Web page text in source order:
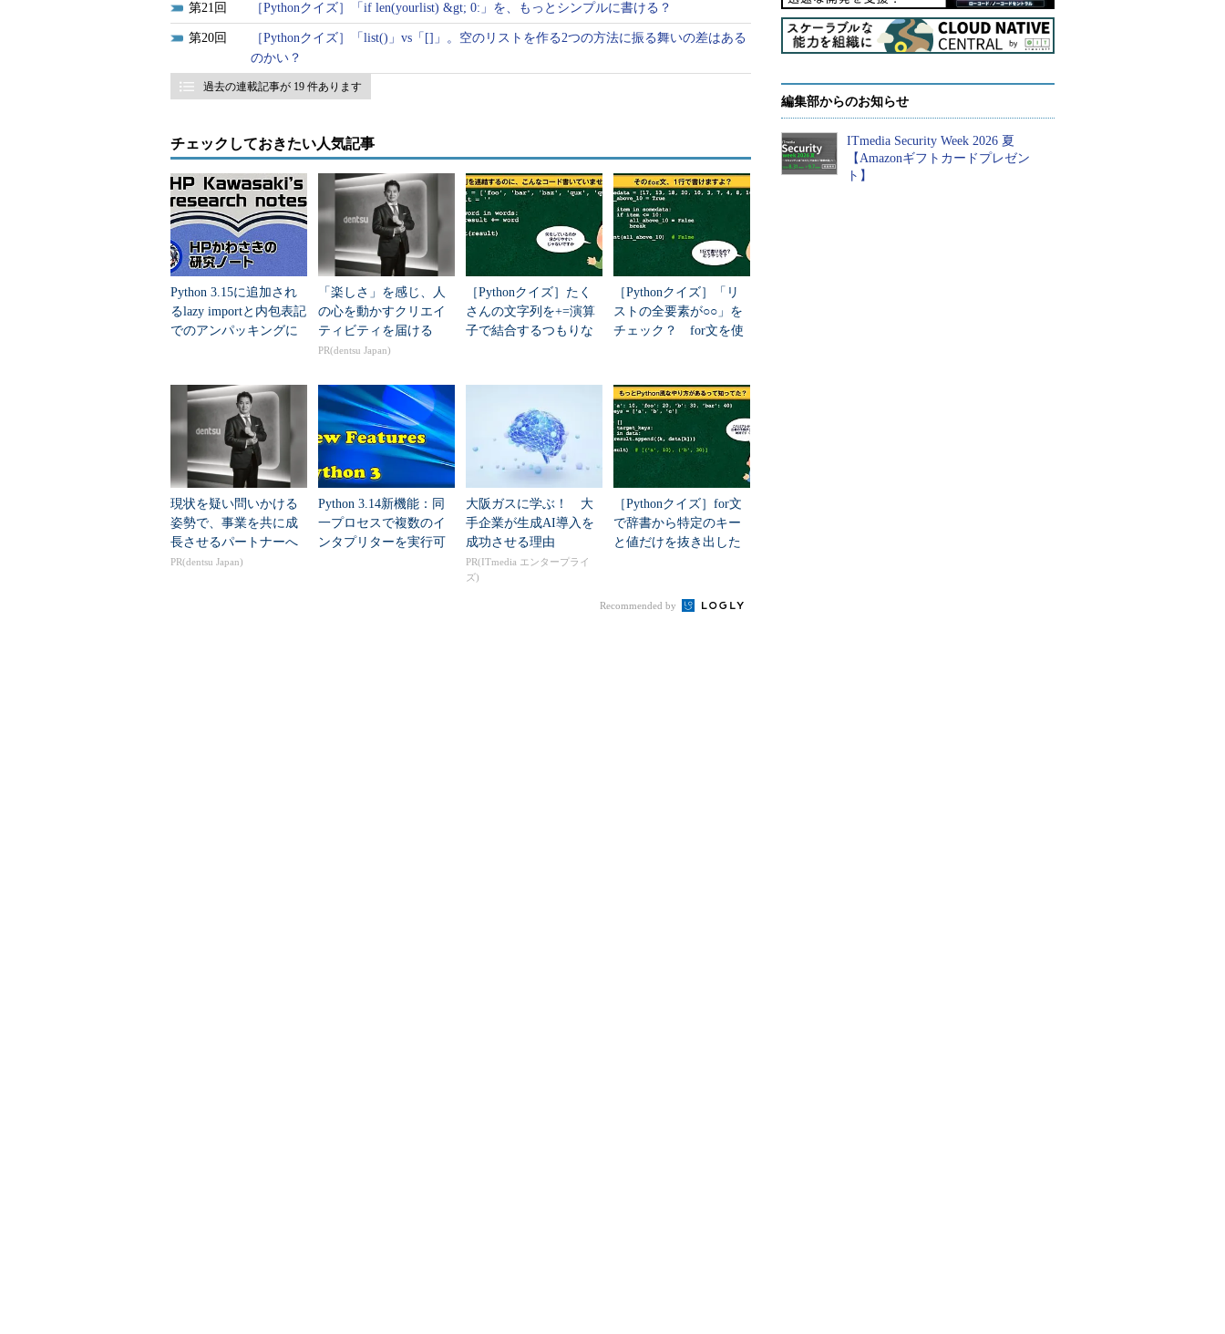
21 ［Pythonクイズ］「if len(yourlist) &gt; 0:」を、もっとシンプルに書ける？
20
［Pythonクイズ］「list()」vs「[]」。空のリストを作る2つの方法に振る舞いの差はある
のかい？
過去の連載記事が 19 件あります
チェックしておきたい人気記事
Python 3.15に追加され
るlazy importと内包表記
でのアンパッキングに
「楽しさ」を感じ、人
の心を動かすクリエイ
ティビティを届ける
PR(dentsu Japan)
［Pythonクイズ］たく
さんの文字列を+=演算
子で結合するつもりな
［Pythonクイズ］「リ
ストの全要素が○○」を
チェック？ for文を使
現状を疑い問いかける
姿勢で、事業を共に成
長させるパートナーへ
PR(dentsu Japan)
Python 3.14新機能：同
一プロセスで複数のイ
ンタプリターを実行可
大阪ガスに学ぶ！ 大
手企業が生成AI導入を
成功させる理由
PR(ITmedia エンタープライ
ズ)
［Pythonクイズ］for文
で辞書から特定のキー
と値だけを抜き出した
ススメです...
Recommended by
編集部からのお知らせ
ITmedia Security Week 2026 夏
【Amazonギフトカードプレゼン
ト】